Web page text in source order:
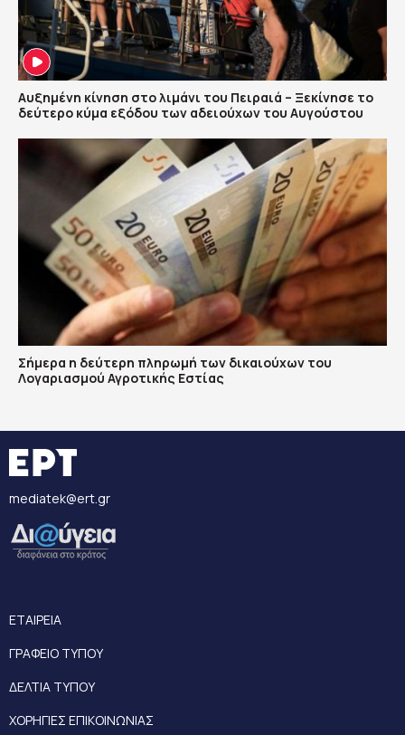
Αυξημένη κίνηση στο λιμάνι του Πειραιά – Ξεκίνησε το
δεύτερο κύμα εξόδου των αδειούχων του Αυγούστου
Σήμερα η δεύτερη πληρωμή των δικαιούχων του
Λογαριασμού Αγροτικής Εστίας
mediatek@ert.gr
ΕΤΑΙΡΕΙΑ
ΓΡΑΦΕΙΟ ΤΥΠΟΥ
ΔΕΛΤΙΑ ΤΥΠΟΥ
ΧΟΡΗΓΙΕΣ ΕΠΙΚΟΙΝΩΝΙΑΣ